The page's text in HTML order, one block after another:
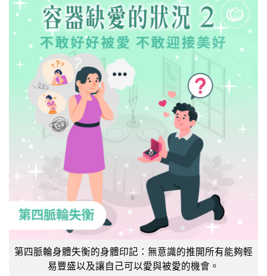
第四脈輪身體失衡的身體印記：無意識的推開所有能夠輕
易豐盛以及讓自己可以愛與被愛的機會。